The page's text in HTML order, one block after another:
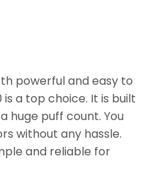
powerful and easy to
is a top choice. It is built
huge puff count. You
without any hassle.
and reliable for